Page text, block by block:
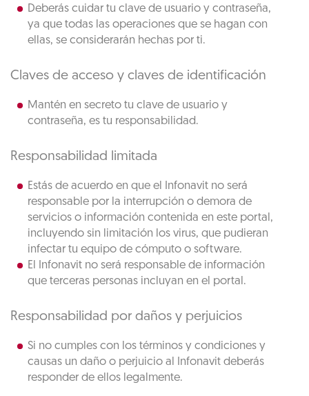
Deberás cuidar tu clave de usuario y contraseña,
ya que todas las operaciones que se hagan con
ellas, se considerarán hechas por ti.
Claves de acceso y claves de identificación
Mantén en secreto tu clave de usuario y
contraseña, es tu responsabilidad.
Responsabilidad limitada
Estás de acuerdo en que el Infonavit no será
responsable por la interrupción o demora de
servicios o información contenida en este portal,
incluyendo sin limitación los virus, que pudieran
infectar tu equipo de cómputo o software.
El Infonavit no será responsable de información
que terceras personas incluyan en el portal.
Responsabilidad por daños y perjuicios
Si no cumples con los términos y condiciones y
causas un daño o perjuicio al Infonavit deberás
responder de ellos legalmente.